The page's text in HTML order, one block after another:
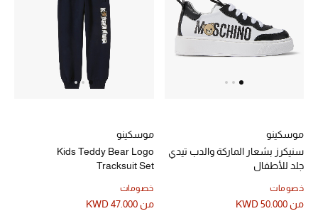
الجديد في عالم الجمال
الأكثر مبيعاً
المكياج
العناية بالبشرة
موسكينو
سنيكرز بشعار الماركة والدب تيدي
جلد للأطفال
خصومات
منKWD 50.000
موسكينو
Kids Teddy Bear Logo
Tracksuit Set
خصومات
من KWD 47.000